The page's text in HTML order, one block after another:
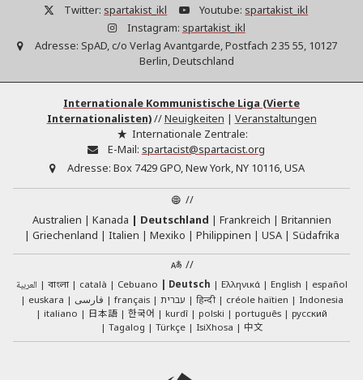
Twitter: spartakist_ikl Youtube: spartakist_ikl
Instagram: spartakist_ikl
Adresse: SpAD, c/o Verlag Avantgarde, Postfach 2 35 55, 10127
Berlin, Deutschland
Internationale Kommunistische Liga (Vierte
Internationalisten)//Neuigkeiten | Veranstaltungen
Internationale Zentrale:
E-Mail: spartacist@spartacist.org
Adresse: Box 7429 GPO, New York, NY 10116, USA
//
Australien
Kanada Deutschland Frankreich
Britannien
Griechenland
Italien Mexiko Philippinen USA
Südafrika
//
العربية বাংলা català Cebuano Deutsch Ελληνικά English
español
euskara
فارسی français עברית हिन्दी créole haïtien
Indonesia
italiano
日本語 한국어 kurdî polski português
русский
Tagalog
Türkçe IsiXhosa 中文